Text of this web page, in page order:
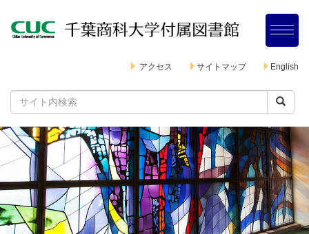
アクセス サイトマップ English